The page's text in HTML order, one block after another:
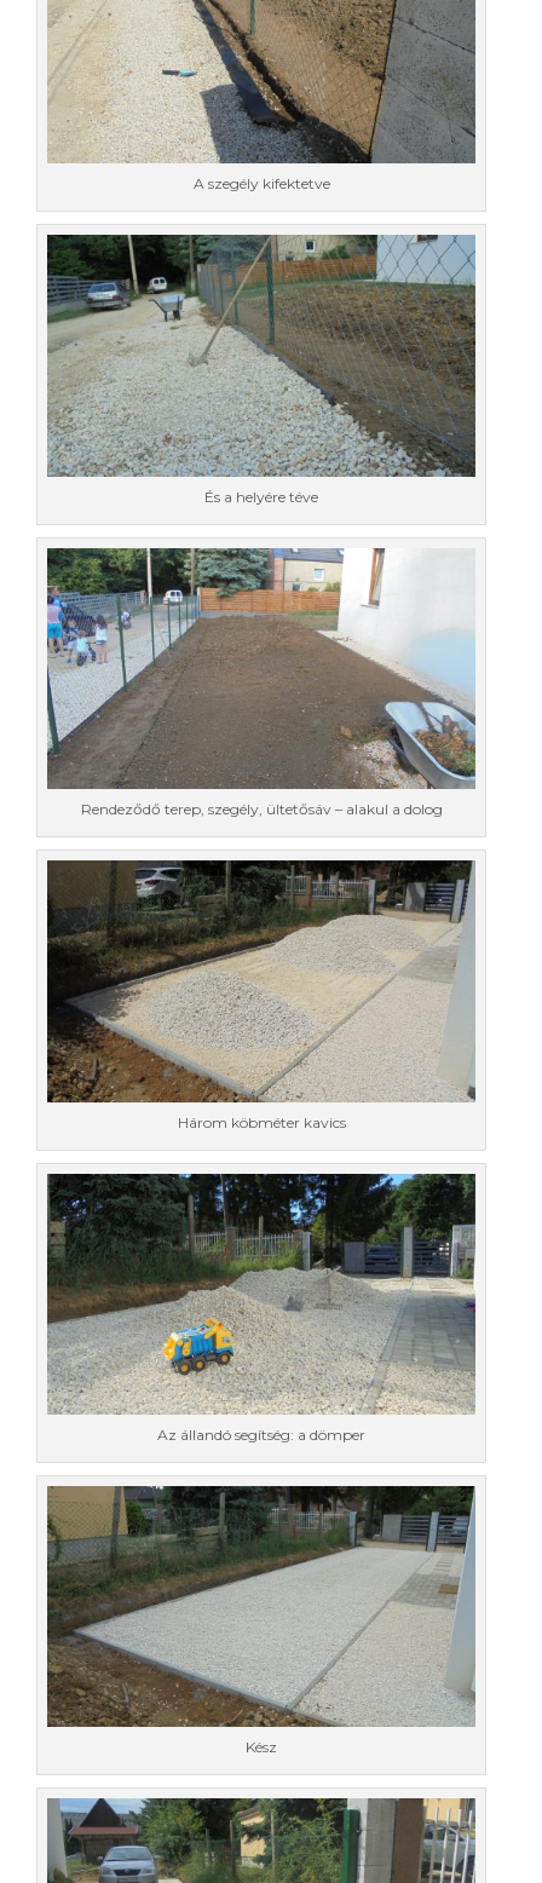
A szegély kifektetve
És a helyére téve
Rendeződő terep, szegély, ültetősáv – alakul a dolog
Három köbméter kavics
Az állandó segítség: a dömper
Kész